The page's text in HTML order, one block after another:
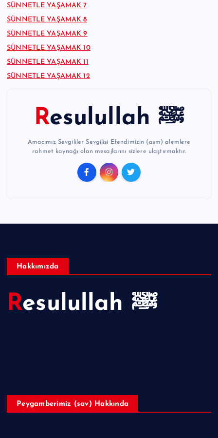
SÜNNETLE YAŞAMAK 7
SÜNNETLE YAŞAMAK 8
SÜNNETLE YAŞAMAK 9
SÜNNETLE YAŞAMAK 10
SÜNNETLE YAŞAMAK 11
SÜNNETLE YAŞAMAK 12
Resulullah ﷺ
Amacımız Sevgililer Sevgilisi Efendimizin (asm) alemlere
rahmet kaynağı olan mesajlarını sizlere ulaştırmaktır.
Hakkımızda
Resulullah ﷺ
Peygamberimiz (sav) Hakkında